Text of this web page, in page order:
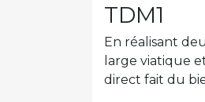
TDM1
En réalisant
large viatique
direct fait du